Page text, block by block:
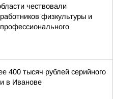
чествовали
физкультуры и
400 тысяч рублей серийного
в Иванове